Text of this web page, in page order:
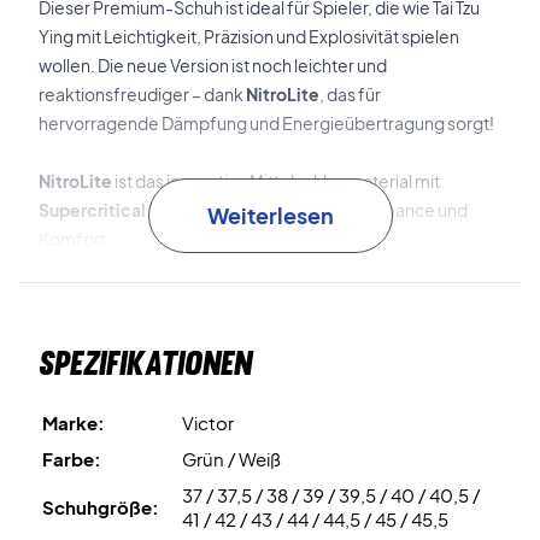
Dieser Premium-Schuh ist ideal für Spieler, die wie Tai Tzu
Ying mit Leichtigkeit, Präzision und Explosivität spielen
wollen. Die neue Version ist noch leichter und
reaktionsfreudiger – dank NitroLite , das für
hervorragende Dämpfung und Energieübertragung sorgt!
NitroLite ist das innovative Mittelsohlenmaterial mit
Supercritical Nitrogenfür maximale Performance und
Stabilität und Energieübertragung sorgt.
LS-Sist ein TPU-Stabilisator, der die seitliche Stabilität
erhöht.
Weiterlesen
Spezifikationen
Marke:
Victor
Farbe:
Grün / Weiß
Schuhgröße:
37 / 37,5 / 38 / 39 / 39,5 / 40 / 40,5 /
41 / 42 / 43 / 44 / 44,5 / 45 / 45,5